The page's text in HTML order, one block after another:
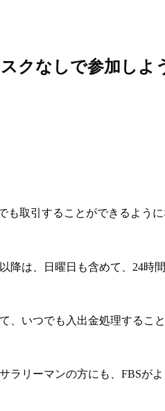
クなしで参加しよ
も取引することができるよう
降は、日曜日も含めて、24時
、いつでも入出金処理するこ
ラリーマンの方にも、FBSが